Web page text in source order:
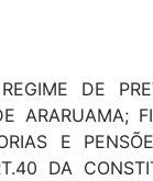
DE
ARARUAMA;
E
DA